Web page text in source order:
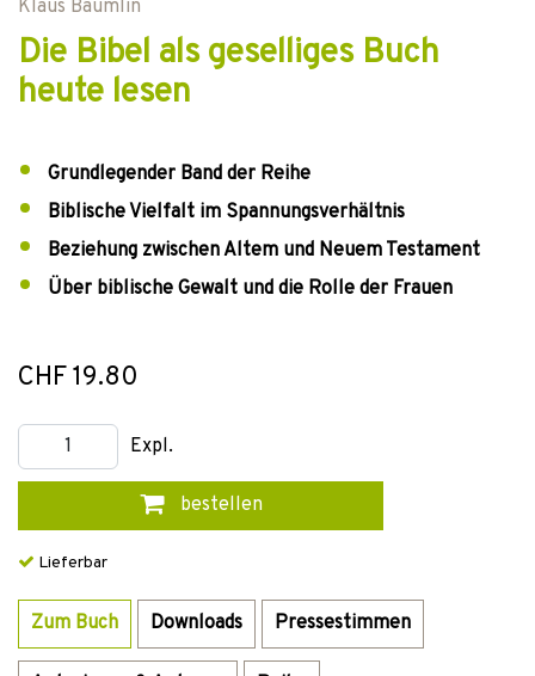
Klaus Bäumlin
Die Bibel als geselliges Buch
heute lesen
Grundlegender Band der Reihe
Biblische Vielfalt im Spannungsverhältnis
Beziehung zwischen Altem und Neuem Testament
Über biblische Gewalt und die Rolle der Frauen
CHF 19.80
Expl.
bestellen
Lieferbar
Zum Buch Downloads Pressestimmen